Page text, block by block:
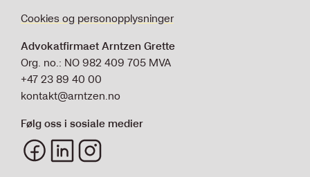
2017 - 2022
Universitetet i Oslo
Master i rettsvitenskap
Cookies og personopplysninger
Advokatfirmaet Arntzen Grette
Org. no.: NO 982 409 705 MVA
+47 23 89 40 00
kontakt@arntzen.no
Følg oss i sosiale medier